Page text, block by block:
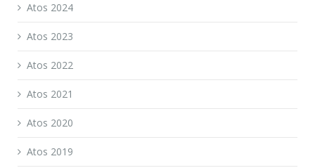
Atos 2024
Atos 2023
Atos 2022
Atos 2021
Atos 2020
Atos 2019